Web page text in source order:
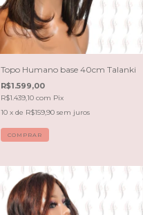
Topo Humano base 40cm Talanki
R$1.599,00
R$1.439,10 com Pix
10 x de R$159,90 sem juros
COMPRAR